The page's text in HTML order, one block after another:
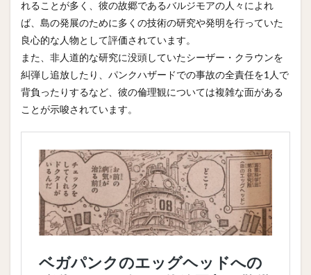
れることが多く、彼の故郷であるバルジモアの人々によれ
ば、島の発展のために多くの技術の研究や発明を行っていた
良心的な人物として評価されています。
また、非人道的な研究に没頭していたシーザー・クラウンを
糾弾し追放したり、パンクハザードでの事故の全責任を1人で
背負ったりするなど、彼の倫理観については複雑な面がある
ことが示唆されています​。